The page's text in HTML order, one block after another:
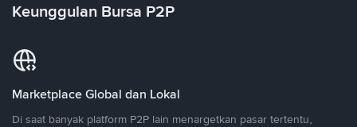
Keunggulan Bursa P2P
Marketplace Global dan Lokal
Di saat banyak platform P2P lain menargetkan pasar tertentu,